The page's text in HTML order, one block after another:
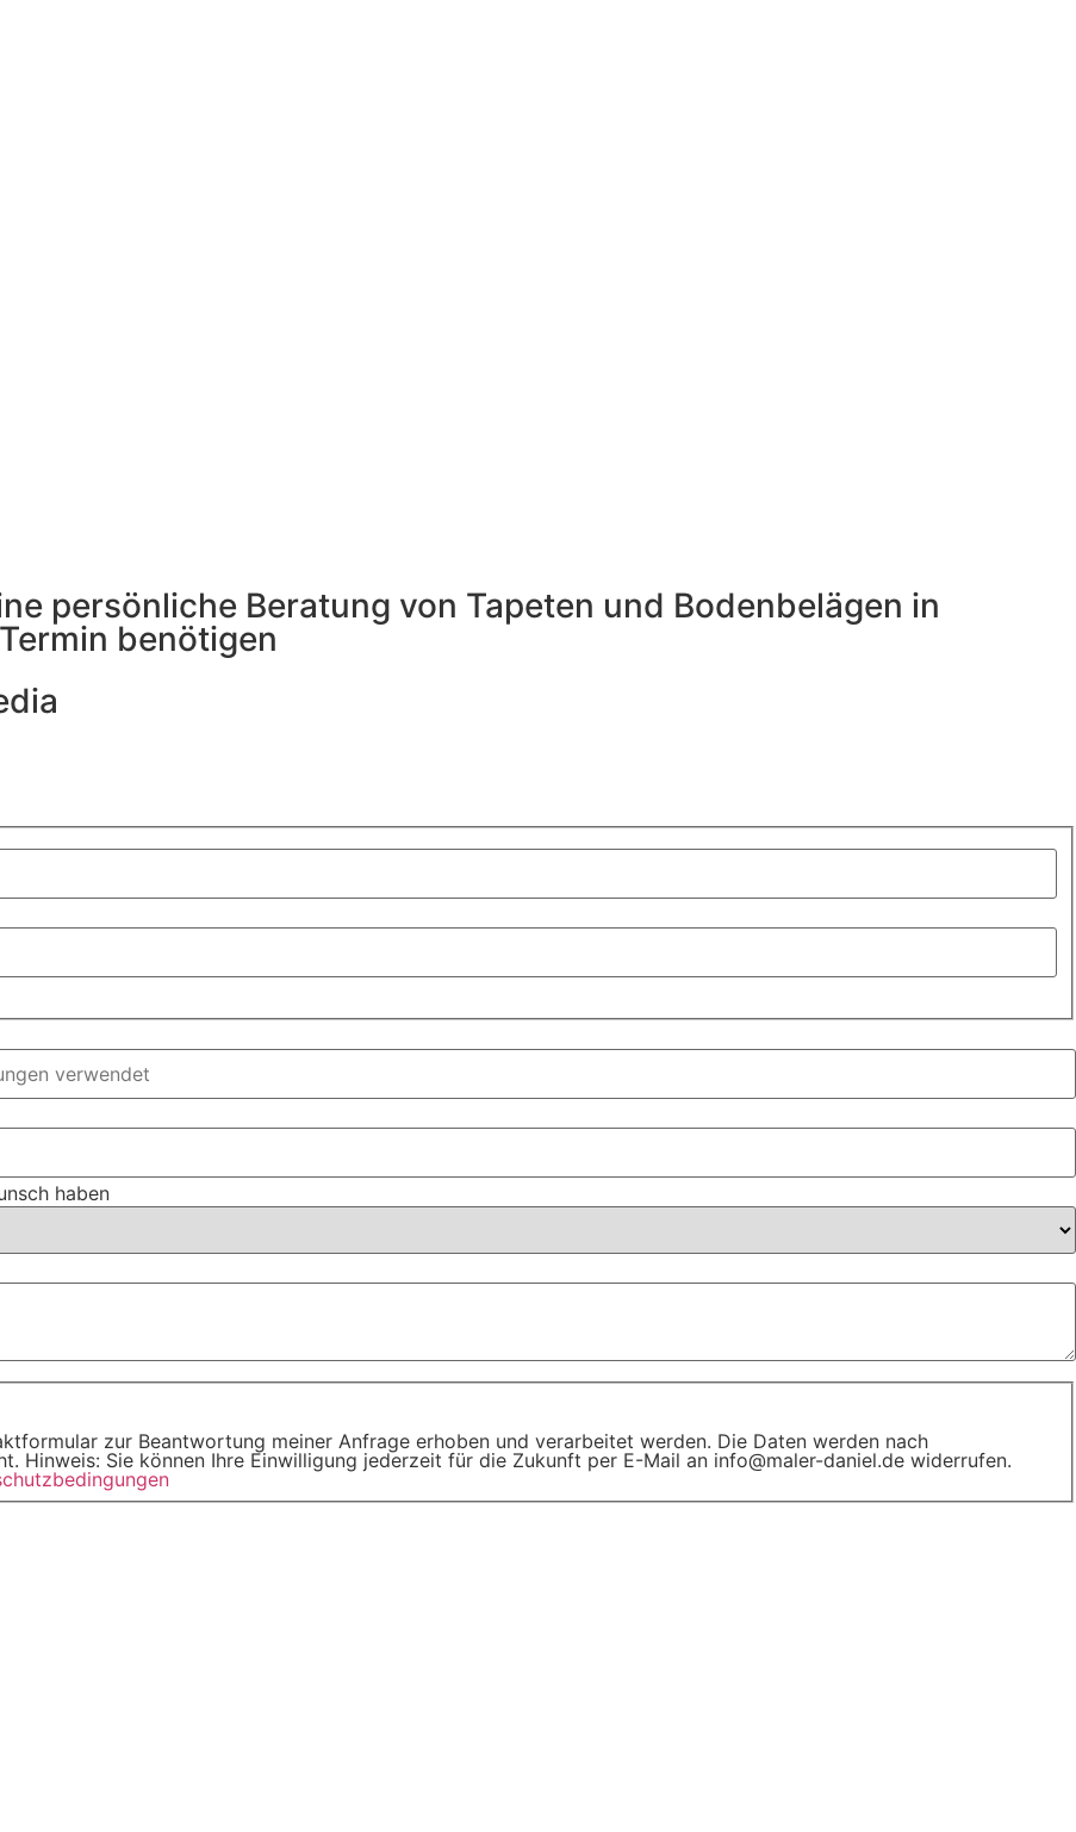
persönliche Beratung von Tapeten und Bodenbelägen in
benötigen
haben
zur Beantwortung meiner Anfrage erhoben und verarbeitet werden. Die Daten werden nach
Hinweis: Sie können Ihre Einwilligung jederzeit für die Zukunft per E-Mail an info@maler-daniel.de widerrufen.